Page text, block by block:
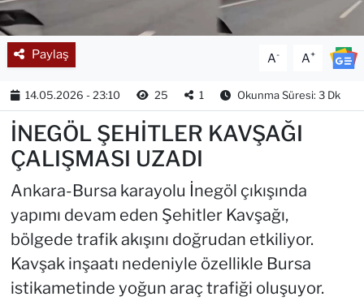
Paylaş A- A+
14.05.2026 - 23:10 25 1 Okunma Süresi: 3 Dk
İNEGÖL ŞEHİTLER KAVŞAĞI
ÇALIŞMASI UZADI
Ankara-Bursa karayolu İnegöl çıkışında
yapımı devam eden Şehitler Kavşağı,
bölgede trafik akışını doğrudan etkiliyor.
Kavşak inşaatı nedeniyle özellikle Bursa
istikametinde yoğun araç trafiği oluşuyor.